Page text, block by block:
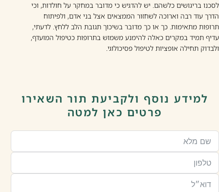
לסכנו בריגושים כלשהם. יש להדגיש כי מדובר במחקר על חולדות, וכי
הדרך עוד רבה וארוכה לשחזור הממצאים אצל בני אדם, ולפיתוח
תרופות מתאימות. כך או כך מדובר בשיכוך תגובת הלב ללחץ. לדעתי,
עדיף תמיד במקרים כאלה להימנע משמוש בתרופות כטיפול המועדף,
ולבדוק תחילה אופציות לטיפול פסיכולוגי.
למידע נוסף ולקביעת תור השאירו
פרטים כאן למטה